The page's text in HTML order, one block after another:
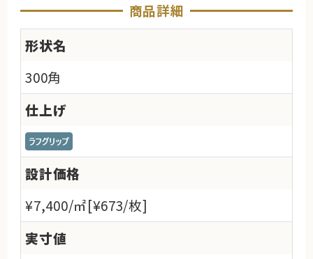
商品詳細
形状名
300角
仕上げ
設計価格
¥7,400/㎡[¥673/枚]
実寸値